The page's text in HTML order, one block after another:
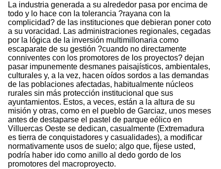
La industria generada a su alrededor pasa por encima de
todo y lo hace con la tolerancia ?rayana con la
complicidad? de las instituciones que debieran poner coto
a su voracidad. Las administraciones regionales, cegadas
por la lógica de la inversión multimillonaria como
escaparate de su gestión ?cuando no directamente
conniventes con los promotores de los proyectos? dejan
pasar impunemente desmanes paisajísticos, ambientales,
culturales y, a la vez, hacen oídos sordos a las demandas
de las poblaciones afectadas, habitualmente núcleos
rurales sin más protección institucional que sus
ayuntamientos. Estos, a veces, están a la altura de su
misión y otras, como en el pueblo de Garciaz, unos meses
antes de destaparse el pastel de parque eólico en
Villuercas Oeste se dedican, casualmente (Extremadura
es tierra de conquistadores y casualidades), a modificar
normativamente usos de suelo; algo que, fíjese usted,
podría haber ido como anillo al dedo gordo de los
promotores del macroproyecto.